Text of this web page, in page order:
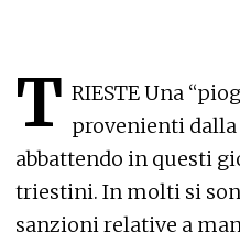
T RIESTE Una
provenienti dalla
abbattendo in questi
triestini. In molti si
sanzioni relative a